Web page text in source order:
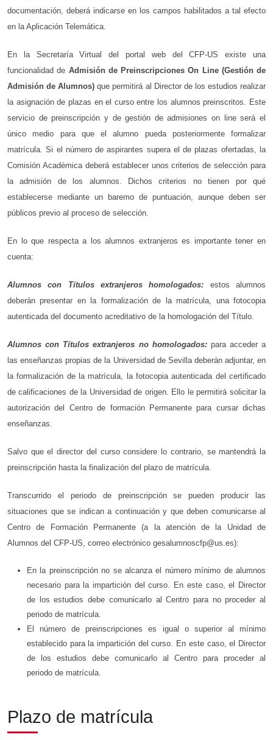
documentación, deberá indicarse en los campos habilitados a tal efecto
en la Aplicación Telemática.
En la Secretaría Virtual del portal web del CFP-US existe una
funcionalidad de Admisión de Preinscripciones On Line (Gestión de
Admisión de Alumnos) que permitirá al Director de los estudios realizar
la asignación de plazas en el curso entre los alumnos preinscritos. Este
servicio de preinscripción y de gestión de admisiones on line será el
único medio para que el alumno pueda posteriormente formalizar
matrícula. Si el número de aspirantes supera el de plazas ofertadas, la
Comisión Académica deberá establecer unos criterios de selección para
la admisión de los alumnos. Dichos criterios no tienen por qué
establecerse mediante un baremo de puntuación, aunque deben ser
públicos previo al proceso de selección.
En lo que respecta a los alumnos extranjeros es importante tener en
cuenta:
Alumnos con Títulos extranjeros homologados: estos alumnos
deberán presentar en la formalización de la matrícula, una fotocopia
autenticada del documento acreditativo de la homologación del Título.
Alumnos con Títulos extranjeros no homologados:para acceder a
las enseñanzas propias de la Universidad de Sevilla deberán adjuntar, en
la formalización de la matrícula, la fotocopia autenticada del certificado
de calificaciones de la Universidad de origen. Ello le permitirá solicitar la
autorización del Centro de formación Permanente para cursar dichas
enseñanzas.
Salvo que el director del curso considere lo contrario, se mantendrá la
preinscripción hasta la finalización del plazo de matrícula.
Transcurrido el periodo de preinscripción se pueden producir las
situaciones que se indican a continuación y que deben comunicarse al
Centro de Formación Permanente (a la atención de la Unidad de
Alumnos del CFP-US, correo electrónico gesalumnoscfp@us.es):
En la preinscripción no se alcanza el número mínimo de alumnos
necesario para la impartición del curso. En este caso, el Director
de los estudios debe comunicarlo al Centro para no proceder al
periodo de matrícula.
El número de preinscripciones es igual o superior al mínimo
establecido para la impartición del curso. En este caso, el Director
de los estudios debe comunicarlo al Centro para proceder al
periodo de matrícula.
Plazo de matrícula